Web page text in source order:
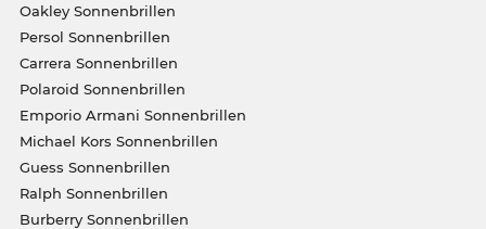
Oakley Sonnenbrillen
Persol Sonnenbrillen
Carrera Sonnenbrillen
Polaroid Sonnenbrillen
Emporio Armani Sonnenbrillen
Michael Kors Sonnenbrillen
Guess Sonnenbrillen
Ralph Sonnenbrillen
Burberry Sonnenbrillen